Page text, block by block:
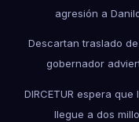
agresión a
Descartan traslado de
gobernador
DIRCETUR espera
llegue a dos